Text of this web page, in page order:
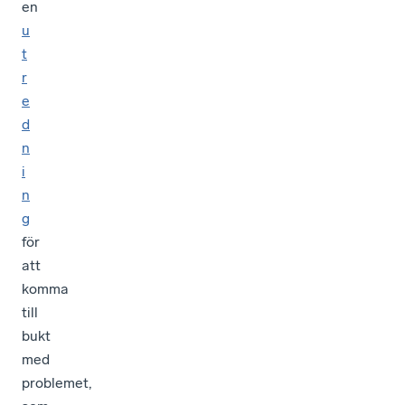
en
u
t
r
e
d
n
i
n
g
för
att
komma
till
bukt
med
problemet,